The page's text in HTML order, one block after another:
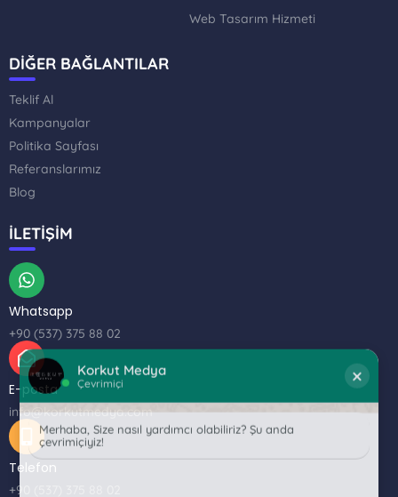
Web Tasarım Hizmeti
DİĞER BAĞLANTILAR
Teklif Al
Kampanyalar
Politika Sayfası
Referanslarımız
Blog
İLETİŞİM
Whatsapp
+90 (537) 375 88 02
E-posta
info@korkutmedya.com
Telefon
+90 (537) 375 88 02
Korkut Medya ×
Merhaba, Size nasıl yardımcı olabiliriz? Şu anda
çevrimiçiyiz!